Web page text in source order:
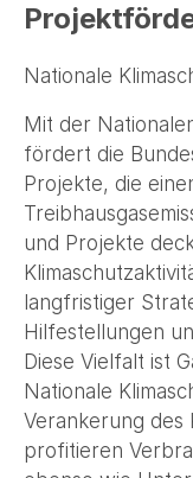
Nationale
Mit der
fördert die
Projekte, die
und Projekte
langfristiger
Hilfestellungen
Diese Vielfalt ist
Nationale
Verankerung des
profitieren